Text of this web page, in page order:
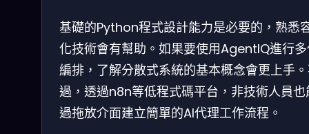
基礎的Python程式設計能力是必要的，熟悉
化技術會有幫助。如果要使用AgentIQ進行
編排，了解分散式系統的基本概念會更上手
過，透過n8n等低程式碼平台，非技術人員也
過拖放介面建立簡單的AI代理工作流程。